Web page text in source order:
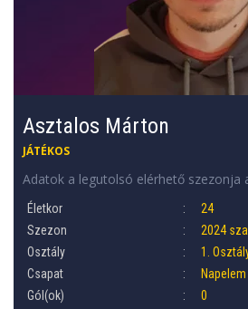
Asztalos Márton
JÁTÉKOS
Adatok a legutolsó elérhető szezonja
Életkor
24
Szezon
2024
Osztály
1.
Csapat
Napelem
Gól(ok)
0